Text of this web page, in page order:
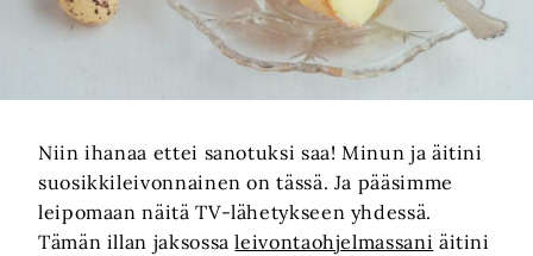
Niin ihanaa ettei sanotuksi saa! Minun ja äitini
suosikkileivonnainen on tässä. Ja pääsimme
leipomaan näitä TV-lähetykseen yhdessä.
Tämän illan jaksossaleivontaohjelmassani äitini